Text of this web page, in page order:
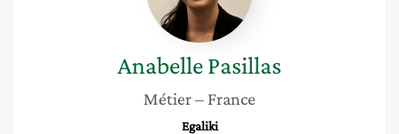
AnabellePasillas
Métier– France
Egaliki